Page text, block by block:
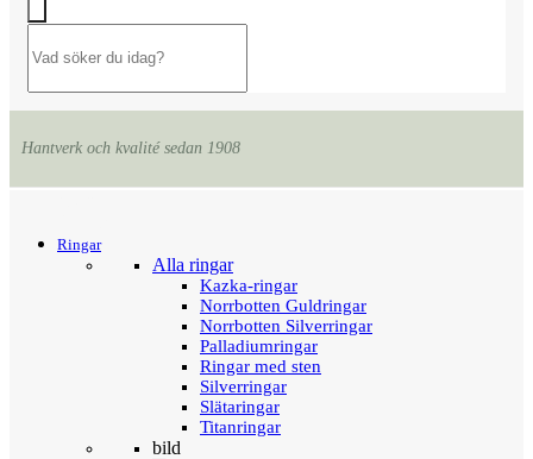
Hantverk och kvalité sedan 1908
Ringar
Alla ringar
Kazka-ringar
Norrbotten Guldringar
Norrbotten Silverringar
Palladiumringar
Ringar med sten
Silverringar
Slätaringar
Titanringar
bild